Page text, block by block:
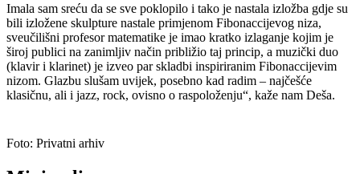
Imala sam sreću da se sve poklopilo i tako je nastala izložba gdje su
bili izložene skulpture nastale primjenom Fibonaccijevog niza,
sveučilišni profesor matematike je imao kratko izlaganje kojim je
široj publici na zanimljiv način približio taj princip, a muzički duo
(klavir i klarinet) je izveo par skladbi inspiriranim Fibonaccijevim
nizom. Glazbu slušam uvijek, posebno kad radim – najčešće
klasičnu, ali i jazz, rock, ovisno o raspoloženju“, kaže nam Deša.
Foto: Privatni arhiv